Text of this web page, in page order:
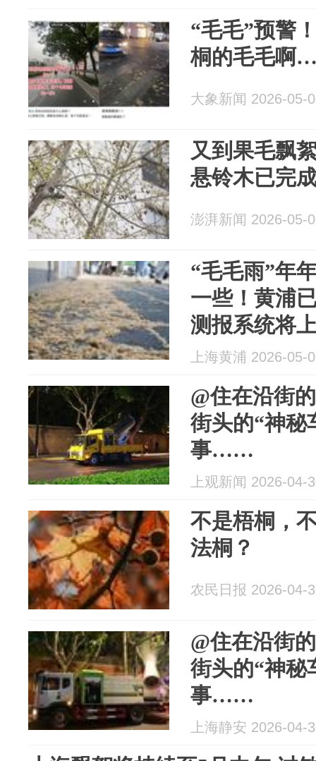
“毛毛”预警
桐的毛毛
大象新闻 2026-05-
又到果毛飘
悬铃木已完
澎湃新闻 2026-05-
“毛毛雨”年
一些！黄浦
测报系统将
上海黄浦 2026-05-
@住在沿街
街头的“神秘
事……
上观新闻 2026-04-
不是梧桐，
法桐？
农民日报 2026-04-
@住在沿街
街头的“神秘
事……
上海静安 2026-04-